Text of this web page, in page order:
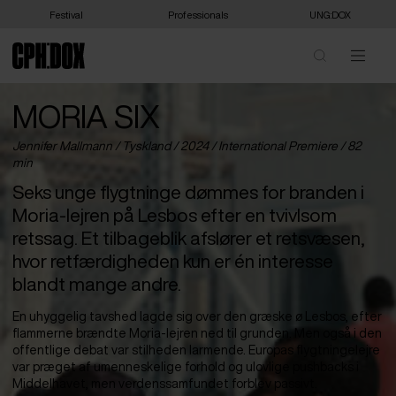
Festival Professionals UNG:DOX
MORIA SIX
Jennifer Mallmann / Tyskland/ 2024 /International Premiere / 82
min
Seks unge flygtninge dømmes for branden i
Moria-lejren på Lesbos efter en tvivlsom
retssag. Et tilbageblik afslører et retsvæsen,
hvor retfærdigheden kun er én interesse
blandt mange andre.
En uhyggelig tavshed lagde sig over den græske ø Lesbos, efter
flammerne brændte Moria-lejren ned til grunden. Men også i den
offentlige debat var stilheden larmende. Europas flygtningelejre
var præget af umenneskelige forhold og ulovlige pushbacks i
Middelhavet, men verdenssamfundet forblev passivt.